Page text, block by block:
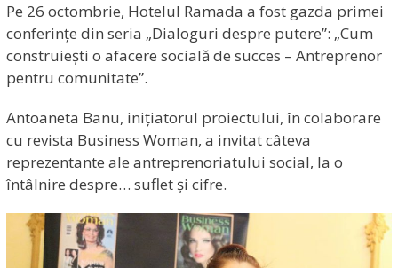
Pe 26 octombrie, Hotelul Ramada a fost gazda primei
conferințe din seria „Dialoguri despre putere”: „Cum
construiești o afacere socială de succes – Antreprenor
pentru comunitate”.
Antoaneta Banu, inițiatorul proiectului, în colaborare
cu revista Business Woman, a invitat câteva
reprezentante ale antreprenoriatului social, la o
întâlnire despre… suflet și cifre.